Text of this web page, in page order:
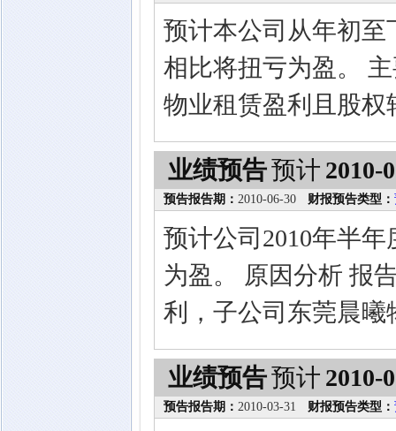
预计本公司从年初
相比将扭亏为盈。
物业租赁盈利且股
业绩预告预计 2010-
预告报告期： 2010-06-30 财报预告类型：
预计公司2010年半
为盈。 原因分析 报
利，子公司东莞晨
业绩预告预计 2010-
预告报告期： 2010-03-31 财报预告类型：